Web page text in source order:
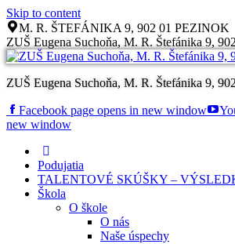
Skip to content
M. R. ŠTEFÁNIKA 9, 902 01 PEZINOK
ZUŠ Eugena Suchoňa, M. R. Štefánika 9,
ZUŠ Eugena Suchoňa, M. R. Štefánika 9,
Facebook page opens in new window
new window
Podujatia
TALENTOVÉ SKÚŠKY –
Škola
O škole
O nás
Naše úspechy